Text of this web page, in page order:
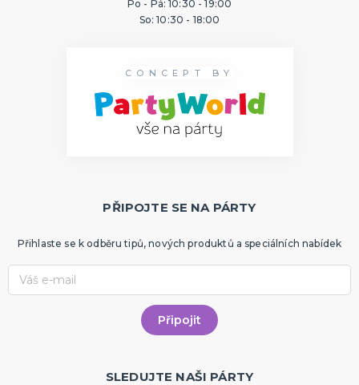
Po - Pá: 10:30 - 19:00
So: 10:30 - 18:00
CONCEPT BY
PŘIPOJTE SE NA PÁRTY
Přihlaste se k odběru tipů, nových produktů a speciálních nabídek
SLEDUJTE NAŠI PÁRTY